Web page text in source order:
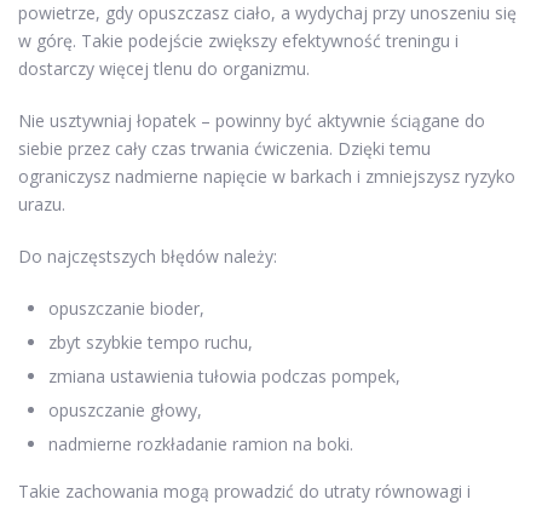
powietrze, gdy opuszczasz ciało, a wydychaj przy unoszeniu się
w górę. Takie podejście zwiększy efektywność treningu i
dostarczy więcej tlenu do organizmu.
Nie usztywniaj łopatek – powinny być aktywnie ściągane do
siebie przez cały czas trwania ćwiczenia. Dzięki temu
ograniczysz nadmierne napięcie w barkach i zmniejszysz ryzyko
urazu.
Do najczęstszych błędów należy:
opuszczanie bioder,
zbyt szybkie tempo ruchu,
zmiana ustawienia tułowia podczas pompek,
opuszczanie głowy,
nadmierne rozkładanie ramion na boki.
Takie zachowania mogą prowadzić do utraty równowagi i